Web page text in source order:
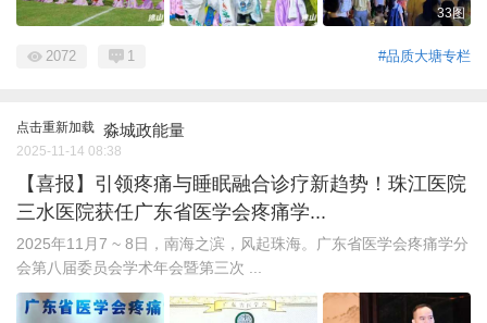
33图
#品质大塘专栏
2072 1
点击重新加载 淼城政能量
2025-11-14 08:38
【喜报】引领疼痛与睡眠融合诊疗新趋势！珠江医院
三水医院获任广东省医学会疼痛学...
2025年11月7 ~ 8日，南海之滨，风起珠海。广东省医学会疼痛学分
会第八届委员会学术年会暨第三次 ...